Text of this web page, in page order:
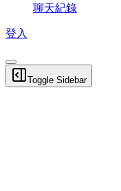
聊天紀錄
登入
Toggle Sidebar